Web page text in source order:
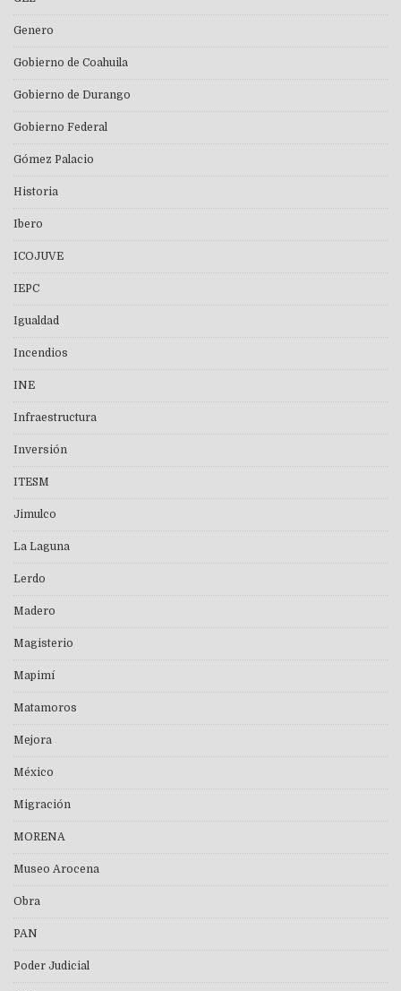
Genero
Gobierno de Coahuila
Gobierno de Durango
Gobierno Federal
Gómez Palacio
Historia
Ibero
ICOJUVE
IEPC
Igualdad
Incendios
INE
Infraestructura
Inversión
ITESM
Jimulco
La Laguna
Lerdo
Madero
Magisterio
Mapimí
Matamoros
Mejora
México
Migración
MORENA
Museo Arocena
Obra
PAN
Poder Judicial